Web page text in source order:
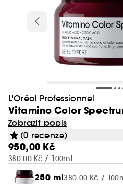
L'Oréal Professionnel
Vitamino Color
Zobrazit popis
(0 recenze)
950,00 Kč
380.00 Kč / 100ml
250 ml380.00 Kč /